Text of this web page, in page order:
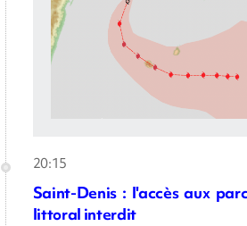
20:15
Saint-Denis : l'accès aux
littoral interdit